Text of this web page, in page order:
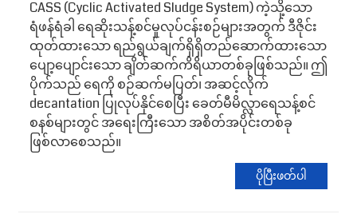
CASS (Cyclic Activated Sludge System) ကဲ့သို့သော
ရံဖန်ရံခါ ရေဆိုးသန့်စင်မှုလုပ်ငန်းစဉ်များအတွက် ဒီဇိုင်း
ထုတ်ထားသော ရည်ရွယ်ချက်ရှိရှိတည်ဆောက်ထားသော
ပျော့ပျောင်းသော ချိတ်ဆက်ကိရိယာတစ်ခုဖြစ်သည်။ ဤ
ပိုက်သည် ရေကို စဉ်ဆက်မပြတ်၊ အဆင့်လိုက်
decantation ပြုလုပ်နိုင်စေပြီး ခေတ်မီမိလ္လာရေသန့်စင်
စနစ်များတွင် အရေးကြီးသော အစိတ်အပိုင်းတစ်ခု
ဖြစ်လာစေသည်။
ပိုပြီးဖတ်ပါ